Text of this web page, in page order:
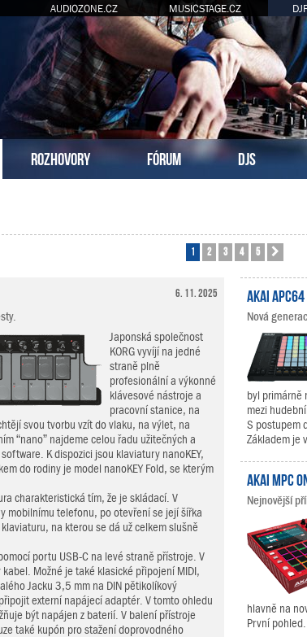
AUDIOZONE.CZ MUSICSTAGE.CZ
ROZHOVORY FÓRUM DJS
1 2 3 4 5
6. 11. 2025
Japonská společnost
KORG vyvíjí na jedné
straně plně
profesionální a výkonné
klávesové nástroje a
pracovní stanice, na
svou tvorbu vzít do vlaku, na výlet, na
“nano” najdeme celou řadu užitečných a
K dispozici jsou klaviatury nanoKEY,
do rodiny je model nanoKEY Fold, se kterým
charakteristická tím, že je skládací. V
mobilnímu telefonu, po otevření se její šířka
na kterou se dá už celkem slušně
portu USB-C na levé straně přístroje. V
Možné je také klasické připojení MIDI,
Jacku 3,5 mm na DIN pětikolíkový
externí napájecí adaptér. V tomto ohledu
být napájen z baterií. V balení přístroje
také kupón pro stažení doprovodného
Akai APC64
Nová
byl primárně
mezi
S postupem
Základem je
Akai MPC
Nejnovější
hlavně na
První